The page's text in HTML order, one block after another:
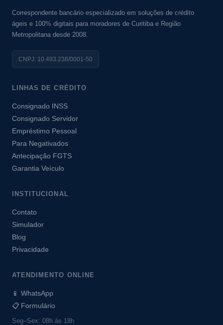
Correspondente bancário especializado em soluções de crédito
ágeis e 100% digitais para moradores de Curitiba e Região
Metropolitana desde 2008.
CNPJ: 10.493.238/0001-50
LINHAS DE CRÉDITO
Consignado INSS
Consignado Servidor
Empréstimo Pessoal
Para Negativados
Antecipação FGTS
Garantia Veículo
INSTITUCIONAL
Contato
Simulador
Blog
Privacidade
ATENDIMENTO ONLINE
📱 WhatsApp
📋 Formulário
Seg–Sex: 08h às 18h